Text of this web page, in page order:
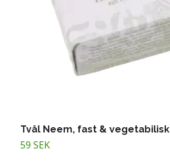
Tvål Neem, fast & vegetabilisk
59 SEK